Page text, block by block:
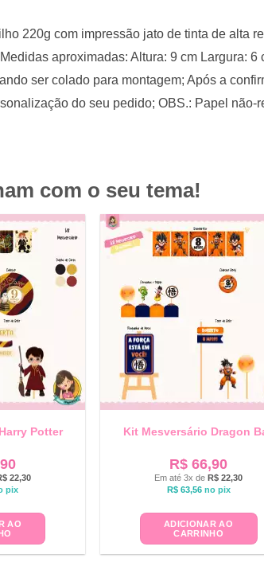
220g com impressão jato de tinta de alta
aproximadas: Altura: 9 cm Largura: 6
ser colado para montagem; Após a
do seu pedido; OBS.: Papel
com o seu tema!
Potter
22,30
pix
AO
Kit Mesversário Dragon
R$ 66,90
Em até 3x de R$ 22,30
R$63,56 no pix
ADICIONAR AO
CARRINHO